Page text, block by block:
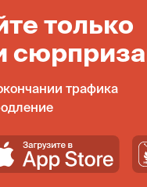
только
трафика